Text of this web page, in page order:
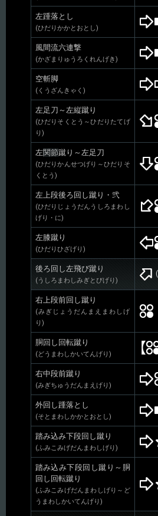
左踵落とし
(ひだりかかとおとし)
風間流六連撃
(かざまりゅうろくれんげき)
空斬脚
(くうざんきゃく)
左足刀～左縦蹴り
(ひだりそくとう～ひだりたてげ
り)
左関節蹴り～左足刀
(ひだりかんせつげり～ひだりそ
くとう)
左上段後ろ回し蹴り・弐
(ひだりじょうだんうしろまわし
げり・に)
左膝蹴り
(ひだりひざげり)
後ろ回し左飛び蹴り
(うしろまわしみぎとびげり)
右上段前回し蹴り
(みぎじょうだんまえまわしげ
り)
胴回し回転蹴り
(どうまわしかいてんげり)
右中段前蹴り
(みぎちゅうだんまえげり)
外回し踵落とし
(そとまわしかかとおとし)
踏み込み下段回し蹴り
(ふみこみげだんまわしげり)
踏み込み下段回し蹴り～胴
回し回転蹴り
(ふみこみげだんまわしげり～ど
うまわしかいてんげり)